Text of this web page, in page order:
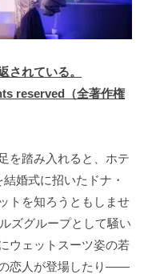
されている。
reserved（全著作権
を踏み入れると、ホテ
婚式に招いたドナ・
トを知ろうともしませ
ズグループとして騒い
ウェットスーツ姿の若
恋人が登場したり――